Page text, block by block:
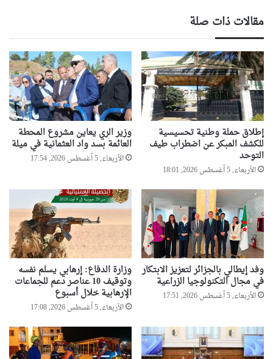
مقالات ذات صلة
إطلاق حملة وطنية تحسيسية
للكشف المبكر عن اضطراب طيف
التوحد
الأربعاء, 5 أغسطس 2026, 18:01
وزير الري يعاين مشروع المحطة
العائمة بسد واد العثمانية في ميلة
الأربعاء, 5 أغسطس 2026, 17:54
وفد إيطالي بالجزائر لتعزيز الابتكار
في مجال التكنولوجيا الزراعية
الأربعاء, 5 أغسطس 2026, 17:51
وزارة الدفاع: إرهابي يسلم نفسه
وتوقيف 10 عناصر دعم للجماعات
الإرهابية خلال أسبوع
الأربعاء, 5 أغسطس 2026, 17:08